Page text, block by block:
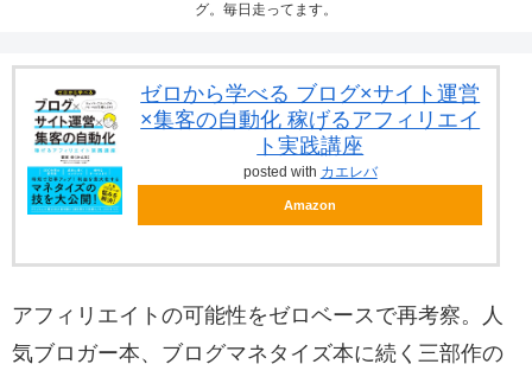
グ。毎日走ってます。
ゼロから学べる ブログ×サイト運営
×集客の自動化 稼げるアフィリエイ
ト実践講座
posted with カエレバ
Amazon
アフィリエイトの可能性をゼロベースで再考察。人
気ブロガー本、ブログマネタイズ本に続く三部作の